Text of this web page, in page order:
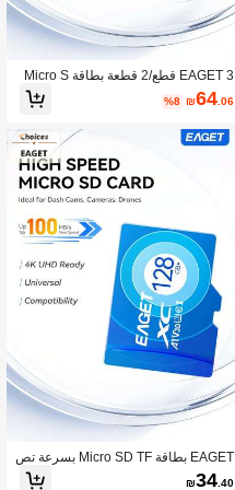
EAGET 3 قطع/2 قطعة بطاقة Micro S
D A1 U3 V30 سعة 32GB 64GB 128G
B 256GB عالية السرعة 100MB/S بطاق
ن طيار وكاميرا السيارة وكاميرا المراقبة
₪64.06
%8
EAGET بطاقة Micro SD TF بسرعة تص
ل إلى 100MB/S A1 U3 V30 تخزين عال
₪34.40